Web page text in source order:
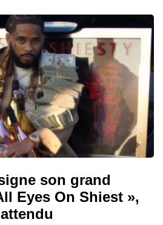
son grand
Eyes On Shiest »,